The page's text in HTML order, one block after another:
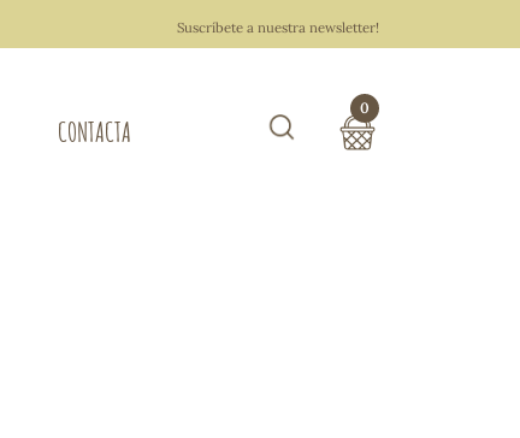
Suscríbete a nuestra newsletter!
CONTACTA
0